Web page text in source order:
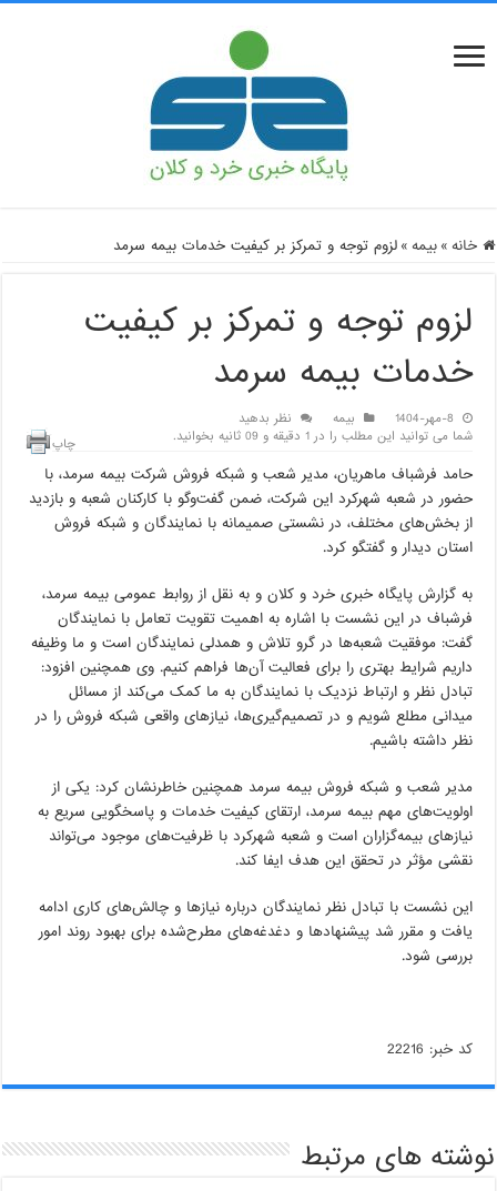
خانه » بیمه » لزوم توجه و تمرکز بر کیفیت خدمات بیمه سرمد
لزوم توجه و تمرکز بر کیفیت
خدمات بیمه سرمد
8-مهر-1404 بیمه
نظر بدهید
شما می توانید این مطلب را در 1 دقیقه و 09 ثانیه بخوانید.
چاپ
حامد فرشباف ماهریان، مدیر شعب و شبکه فروش شرکت بیمه سرمد، با
حضور در شعبه شهرکرد این شرکت، ضمن گفت‌وگو با کارکنان شعبه و بازدید
از بخش‌های مختلف، در نشستی صمیمانه با نمایندگان و شبکه فروش
استان دیدار و گفتگو کرد.
به گزارش پایگاه خبری خرد و کلان و به نقل از روابط عمومی بیمه سرمد،
فرشباف در این نشست با اشاره به اهمیت تقویت تعامل با نمایندگان
گفت: موفقیت شعبه‌ها در گرو تلاش و همدلی نمایندگان است و ما وظیفه
داریم شرایط بهتری را برای فعالیت آن‌ها فراهم کنیم. وی همچنین افزود:
تبادل نظر و ارتباط نزدیک با نمایندگان به ما کمک می‌کند از مسائل
میدانی مطلع شویم و در تصمیم‌گیری‌ها، نیازهای واقعی شبکه فروش را در
نظر داشته باشیم.
مدیر شعب و شبکه فروش بیمه سرمد همچنین خاطرنشان کرد: یکی از
اولویت‌های مهم بیمه سرمد، ارتقای کیفیت خدمات و پاسخگویی سریع به
نیازهای بیمه‌گزاران است و شعبه شهرکرد با ظرفیت‌های موجود می‌تواند
نقشی مؤثر در تحقق این هدف ایفا کند.
این نشست با تبادل نظر نمایندگان درباره نیازها و چالش‌های کاری ادامه
یافت و مقرر شد پیشنهادها و دغدغه‌های مطرح‌شده برای بهبود روند امور
بررسی شود.
کد خبر: 22216
نوشته های مرتبط